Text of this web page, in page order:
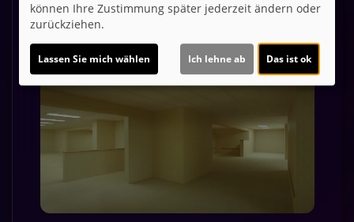
können Ihre Zustimmung später jederzeit ändern oder
zurückziehen.
Lassen Sie mich wählen Ich lehne ab Das ist ok